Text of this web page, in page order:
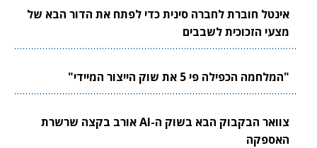
אינטל חוברת לחברה סינית כדי לפתח את הדור הבא של
מצעי הזכוכית לשבבים
"המלחמה הכפילה פי 5 את שוק הייצור המיידי"
צוואר הבקבוק הבא בשוק ה-AI אורב בקצה שרשרת
האספקה